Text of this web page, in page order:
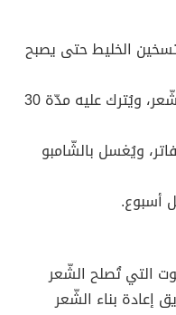
الخليط حتى يصبح
يُطبّق الخليط الدّافئ على الشّعر، ويُترك عليه مدّة 30
ويُغسل بالشّامبو
أسبوع.
التي تُصلح الشّعر
إعادة بناء الشّعر